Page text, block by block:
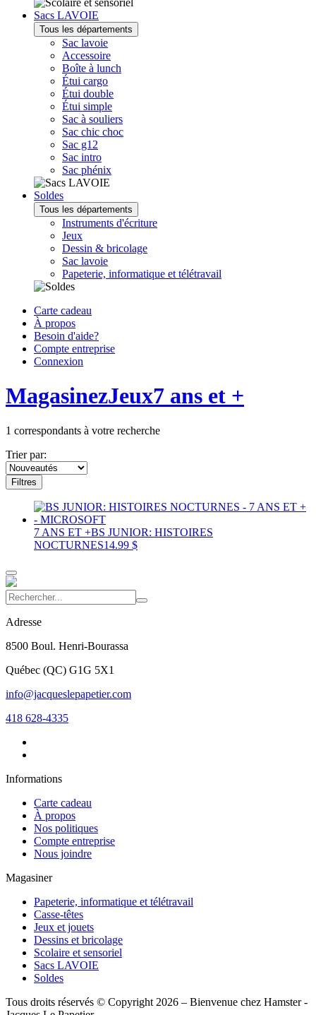
Sacs LAVOIE
Tous les départements
Sac lavoie
Accessoire
Boîte à lunch
Étui cargo
Étui double
Étui simple
Sac à souliers
Sac chic choc
Sac g12
Sac intro
Sac phénix
Soldes
Tous les départements
Instruments d'écriture
Jeux
Dessin & bricolage
Sac lavoie
Papeterie, informatique et télétravail
Carte cadeau
À propos
Besoin d'aide?
Compte entreprise
Connexion
MagasinezJeux7 ans et +
1 correspondants à votre recherche
Trier par:
Filtres
7 ANS ET +BS JUNIOR: HISTOIRES
NOCTURNES14.99 $
Adresse
8500 Boul. Henri-Bourassa
Québec (QC) G1G 5X1
info@jacqueslepapetier.com
418 628-4335
Informations
Carte cadeau
À propos
Nos politiques
Compte entreprise
Nous joindre
Magasiner
Papeterie, informatique et télétravail
Casse-têtes
Jeux et jouets
Dessins et bricolage
Scolaire et sensoriel
Sacs LAVOIE
Soldes
Tous droits réservés © Copyright 2026 – Bienvenue chez Hamster -